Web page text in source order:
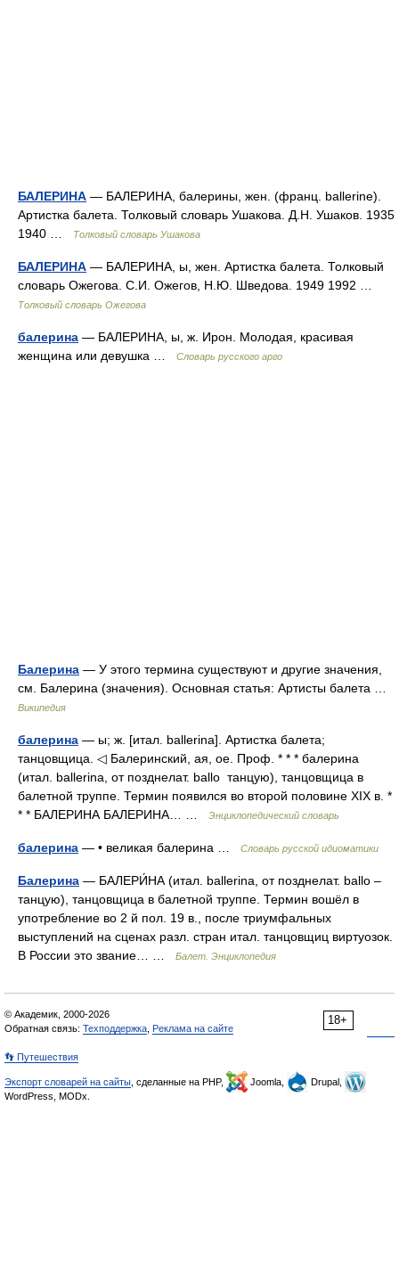
БАЛЕРИНА — БАЛЕРИНА, балерины, жен. (франц. ballerine).
Артистка балета. Толковый словарь Ушакова. Д.Н. Ушаков. 1935
1940 …
Толковый словарь Ушакова
БАЛЕРИНА — БАЛЕРИНА, ы, жен. Артистка балета. Толковый
словарь Ожегова. С.И. Ожегов, Н.Ю. Шведова. 1949 1992 …
Толковый словарь Ожегова
балерина — БАЛЕРИНА, ы, ж. Ирон. Молодая, красивая
женщина или девушка …
Словарь русского арго
Балерина — У этого термина существуют и другие значения,
см. Балерина (значения). Основная статья: Артисты балета …
Википедия
балерина — ы; ж. [итал. ballerina]. Артистка балета;
танцовщица. ◁ Балеринский, ая, ое. Проф. * * * балерина
(итал. ballerina, от позднелат. ballo танцую), танцовщица в
балетной труппе. Термин появился во второй половине XIX в. *
* * БАЛЕРИНА БАЛЕРИНА… …
Энциклопедический словарь
балерина — • великая балерина … Словарь русской идиоматики
Балерина — БАЛЕРИ́НА (итал. ballerina, от позднелат. ballo –
танцую), танцовщица в балетной труппе. Термин вошёл в
употребление во 2 й пол. 19 в., после триумфальных
выступлений на сценах разл. стран итал. танцовщиц виртуозок.
В России это звание… …
Балет. Энциклопедия
18+
© Академик, 2000-2026
Обратная связь: Техподдержка Реклама на сайте
👣 Путешествия
Экспорт словарей на сайты , сделанные на PHP, Joomla,
Drupal,
WordPress, MODx.